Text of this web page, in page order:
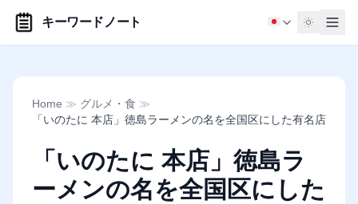
キーワードノート
Home ≫ グルメ・食 ≫
「いのたに 本店」徳島ラーメンの名を全国区にした有名店
「いのたに 本店」徳島ラ
ーメンの名を全国区にした